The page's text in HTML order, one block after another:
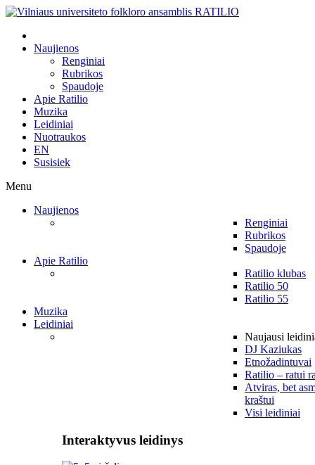
Naujienos
Renginiai
Rubrikos
Spaudoje
Apie Ratilio
Muzika
Leidiniai
Nuotraukos
EN
Susisiek
Menu
Naujienos
Renginiai
Rubrikos
Spaudoje
Apie Ratilio
Ratilio klubas
Ratilio 50
Ratilio 55
Muzika
Leidiniai
Naujausi
DJ Kaziukas
Etnožadintuvai
Ratilio – ratui
Atviras, bet
kraštui
Visi leidiniai
Interaktyvus leidinys